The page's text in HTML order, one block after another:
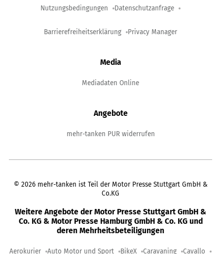
Nutzungsbedingungen Datenschutzanfrage
Barrierefreiheitserklärung Privacy Manager
Media
Mediadaten Online
Angebote
mehr-tanken PUR widerrufen
© 2026 mehr-tanken ist Teil der Motor Presse Stuttgart GmbH &
Co.KG
Weitere Angebote der Motor Presse Stuttgart GmbH &
Co. KG & Motor Presse Hamburg GmbH & Co. KG und
deren Mehrheitsbeteiligungen
Aerokurier Auto Motor und Sport BikeX Caravaning Cavallo